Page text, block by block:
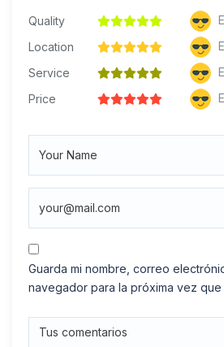
Quality
Location
Service
Price
Guarda mi nombre, correo
navegador para la próxima vez que